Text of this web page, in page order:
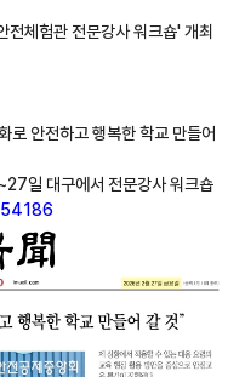
체험관 전문강사 워크숍' 개최
안전하고 행복한 학교 만들어
일 대구에서 전문강사 워크숍